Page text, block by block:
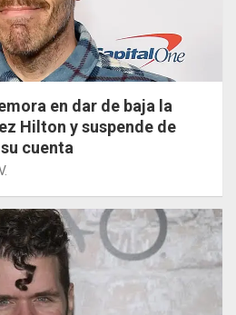
en dar de baja la
Hilton y suspende de
cuenta